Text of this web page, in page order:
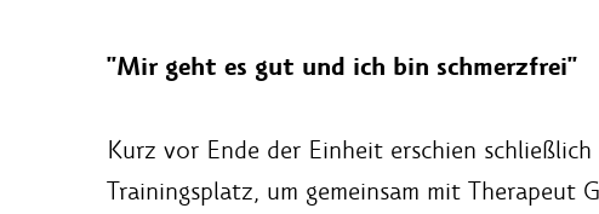
"Mir geht es gut und ich bin schmerzfrei"
Kurz vor Ende der Einheit erschien
Trainingsplatz, um gemeinsam mit